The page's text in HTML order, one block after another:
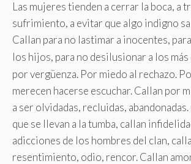
Las mujeres tienden a cerrar la boca, a
sufrimiento, a evitar que algo indigno
Callan para no lastimar a inocentes,
los hijos, para no desilusionar a los
por vergüenza. Por miedo al rechazo.
merecen hacerse escuchar. Callan por
a ser olvidadas, recluidas,
que se llevan a la tumba, callan
adicciones de los hombres del clan,
resentimiento, odio, rencor. Callan